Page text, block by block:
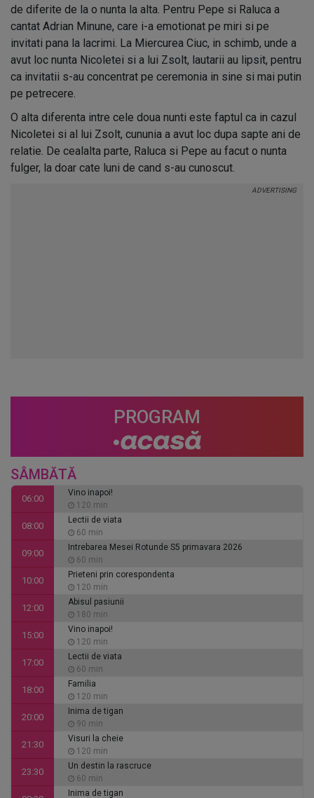
de diferite de la o nunta la alta. Pentru Pepe si Raluca a
cantat Adrian Minune, care i-a emotionat pe miri si pe
invitati pana la lacrimi. La Miercurea Ciuc, in schimb, unde a
avut loc nunta Nicoletei si a lui Zsolt, lautarii au lipsit, pentru
ca invitatii s-au concentrat pe ceremonia in sine si mai putin
pe petrecere.
O alta diferenta intre cele doua nunti este faptul ca in cazul
Nicoletei si al lui Zsolt, cununia a avut loc dupa sapte ani de
relatie. De cealalta parte, Raluca si Pepe au facut o nunta
fulger, la doar cate luni de cand s-au cunoscut.
PROGRAM
SÂMBĂTĂ
06:00
Vino inapoi!
120 min
08:00
Lectii de viata
60 min
09:00
Intrebarea Mesei Rotunde S5 primavara 2026
60 min
10:00
Prieteni prin corespondenta
120 min
12:00
Abisul pasiunii
180 min
15:00
Vino inapoi!
120 min
17:00
Lectii de viata
60 min
18:00
Familia
120 min
20:00
Inima de tigan
90 min
21:30
Visuri la cheie
120 min
23:30
Un destin la rascruce
60 min
Inima de tigan